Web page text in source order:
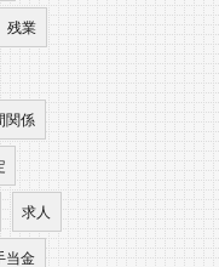
残業
関係
求人
当金